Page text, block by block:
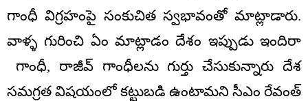
గాంధీ విగ్రహంపై సంకుచిత స్వభావంతో మాట్లాడారు.
వాళ్ళ గురించి ఏం మాట్లాడం దేశం ఇప్పుడు ఇందిరా
గాంధీ, రాజీవ్ గాంధీలను గుర్తు చేసుకున్నారు దేశ
సమగ్రత విషయంలో కట్టుబడి ఉంటామని సీఎం రేవంత్